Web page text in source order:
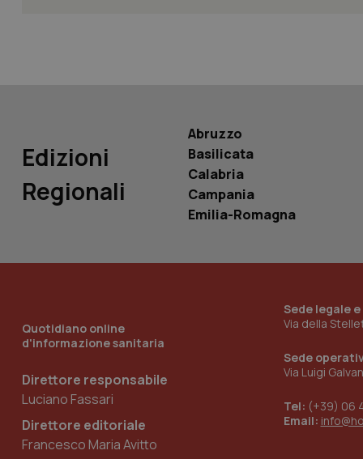
Edizioni
Regionali
Abruzzo
Basilicata
Calabria
Campania
Emilia-Romagna
Quotidiano online
d'informazione sanitaria
Direttore responsabile
Luciano Fassari
Direttore editoriale
Francesco Maria Avitto
Sede legale
Via della
Sede
Via Luigi
Tel: (+39) 06
Email: